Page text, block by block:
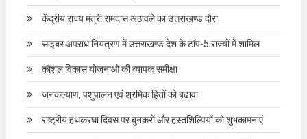
केंद्रीय राज्य मंत्री रामदास अठावले का उत्तराखण्ड दौरा
साइबर अपराध नियंत्रण में उत्तराखण्ड देश के टॉप-5 राज्यों में शामिल
कौशल विकास योजनाओं की व्यापक समीक्षा
जनकल्याण, पशुपालन एवं श्रमिक हितों को बढ़ावा
राष्ट्रीय हथकरघा दिवस पर बुनकरों और हस्तशिल्पियों को शुभकामनाएं